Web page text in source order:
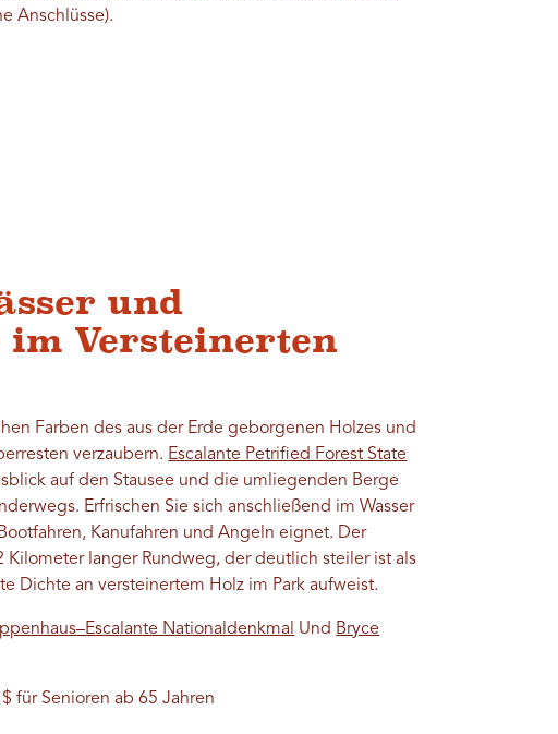
Anschlüsse).
und
im Versteinerten
Farben des aus der Erde geborgenen Holzes und
verzaubern. Escalante Petrified Forest State
auf den Stausee und die umliegenden Berge
Erfrischen Sie sich anschließend im Wasser
Kanufahren und Angeln eignet. Der
Kilometer langer Rundweg, der deutlich steiler ist als
Dichte an versteinertem Holz im Park aufweist.
Nationaldenkmal Und Bryce
$ für Senioren ab 65 Jahren